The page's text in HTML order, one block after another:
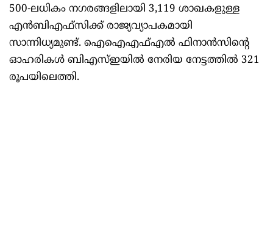
500-ലധികം നഗരങ്ങളിലായി 3,119 ശാഖകളുള്ള
എൻബിഎഫ്‌സിക്ക് രാജ്യവ്യാപകമായി
സാന്നിധ്യമുണ്ട്. ഐ‌ഐ‌എഫ്‌എൽ ഫിനാൻസിന്റെ
ഓഹരികൾ ബി‌എസ്‌ഇയിൽ നേരിയ നേട്ടത്തിൽ 321
രൂപയിലെത്തി.